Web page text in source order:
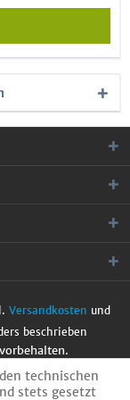
Versandkosten und
beschrieben
technischen
stets gesetzt